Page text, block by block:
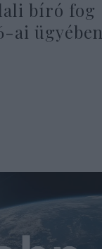
bíró fog
ai ügyében